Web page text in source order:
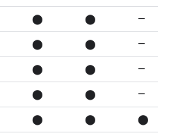
⬤ ⬤ —
⬤ ⬤ —
⬤ ⬤ —
⬤ ⬤ —
⬤ ⬤ ⬤